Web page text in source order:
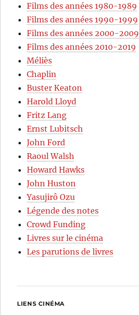
Films des années 1980-1989
Films des années 1990-1999
Films des années 2000-2009
Films des années 2010-2019
Méliès
Chaplin
Buster Keaton
Harold Lloyd
Fritz Lang
Ernst Lubitsch
John Ford
Raoul Walsh
Howard Hawks
John Huston
Yasujirô Ozu
Légende des notes
Crowd Funding
Livres sur le cinéma
Les parutions de livres
LIENS CINÉMA